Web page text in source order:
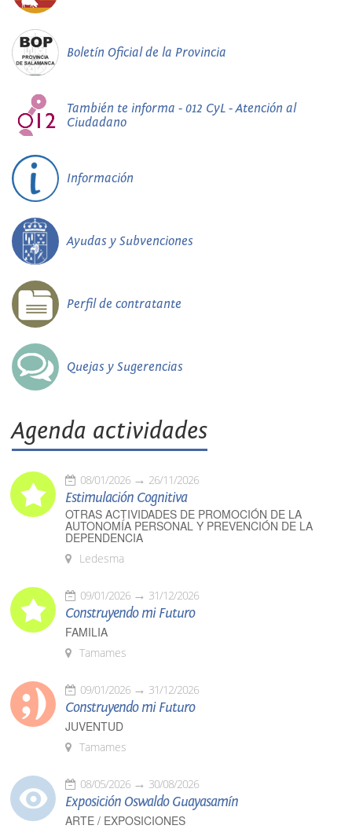
Boletín Oficial de la Provincia
También te informa - 012 CyL - Atención al
Ciudadano
Información
Ayudas y Subvenciones
Perfil de contratante
Quejas y Sugerencias
Agenda actividades
08/01/2026 26/11/2026
Estimulación Cognitiva
OTRAS ACTIVIDADES DE PROMOCIÓN DE LA
AUTONOMÍA PERSONAL Y PREVENCIÓN DE LA
DEPENDENCIA
Ledesma
09/01/2026 31/12/2026
Construyendo mi Futuro
FAMILIA
Tamames
09/01/2026 31/12/2026
Construyendo mi Futuro
JUVENTUD
Tamames
08/05/2026 30/08/2026
Exposición Oswaldo Guayasamín
ARTE / EXPOSICIONES